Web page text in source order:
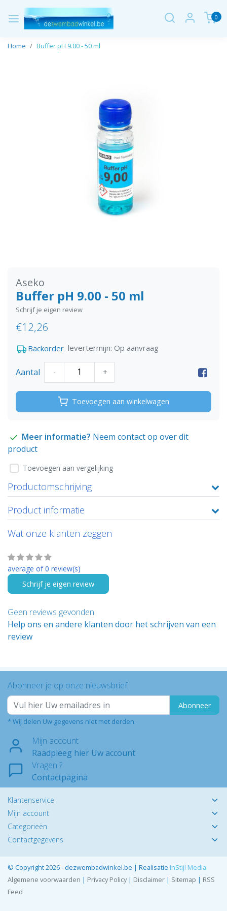
0
Home Buffer pH 9.00 - 50 ml
Aseko
Buffer pH 9.00 - 50 ml
Schrijf je eigen review
€12,26
Backorder levertermijn: Op aanvraag
Aantal - +
Toevoegen aan winkelwagen
Meer informatie? Neem contact op over dit
product
Toevoegen aan vergelijking
Productomschrijving
Product informatie
Wat onze klanten zeggen
average of 0 review(s)
Schrijf je eigen review
Geen reviews gevonden
Help ons en andere klanten door het schrijven van een
review
Abonneer je op onze nieuwsbrief
Abonneer
* Wij delen Uw gegevens niet met derden.
Mijn account
Raadpleeg hier Uw account
Vragen ?
Contactpagina
Klantenservice
Mijn account
Categorieën
Contactgegevens
© Copyright 2026 - dezwembadwinkel.be | Realisatie InStijl Media
Algemene voorwaarden | Privacy Policy| Disclaimer | Sitemap | RSS
Feed